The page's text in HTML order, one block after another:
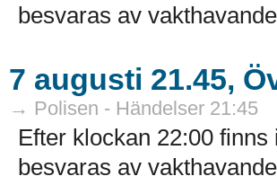
besvaras av
7 augusti 21.45,
→ Polisen - Händelser 21:45
Efter klockan 22:00
besvaras av